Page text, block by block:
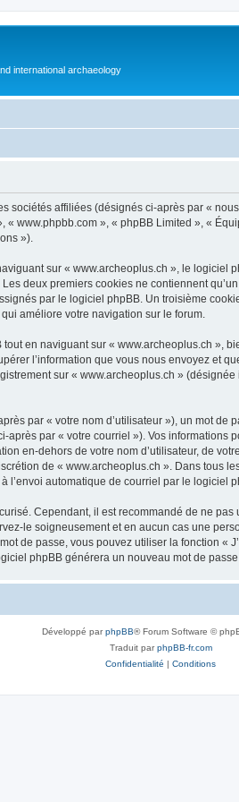
international archaeology
affiliées (désignés ci-après par «
www.phpbb.com », « phpBB Limited », «
»).
sur « www.archeoplus.ch », le
deux premiers cookies ne contiennent
par le logiciel phpBB. Un troisième
améliore votre navigation sur le forum.
en naviguant sur « www.archeoplus.ch »,
l’information que vous nous envoyez et
sur « www.archeoplus.ch »
par « votre nom d’utilisateur »), un mot
par « votre courriel »). Vos informations
en-dehors de votre nom d’utilisateur, de
de « www.archeoplus.ch ». Dans tous
l’envoi automatique de courriel par le logiciel
Cependant, il est recommandé de ne
le soigneusement et en aucun cas une
de passe, vous pouvez utiliser la fonction «
phpBB générera un nouveau mot de
Développé parphpBB® Forum Software ©
Traduit parphpBB-fr.com
Confidentialité | Conditions